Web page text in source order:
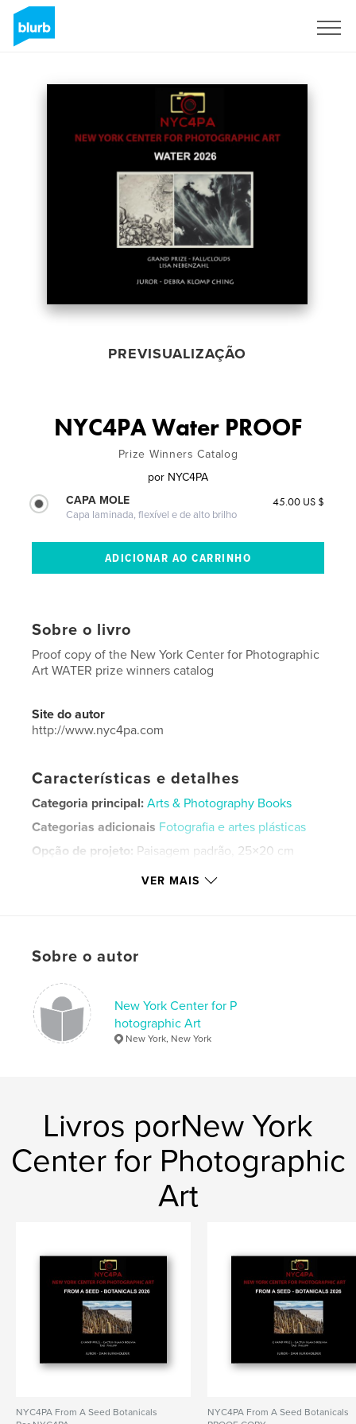
PREVISUALIZAÇÃO
NYC4PA Water PROOF
Prize Winners Catalog
por NYC4PA
CAPA MOLE
Capa laminada, flexível e de alto brilho
45.00 US $
Sobre o livro
Proof copy of the New York Center for Photographic
Art WATER prize winners catalog
Site do autor
http://www.nyc4pa.com
Características e detalhes
Categoria principal: Arts & Photography Books
Categorias adicionais Fotografia e artes plásticas
Opção de projeto: Paisagem padrão, 25×20 cm
water , nyc4pa
VER MAIS
Sobre o autor
New York Center for P
hotographic Art
New York, New York
Livros porNew York
Center for Photographic
Art
NYC4PA From A Seed Botanicals
NYC4PA From A Seed Botanicals